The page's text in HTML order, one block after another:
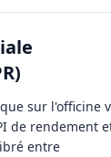
sur l'officine
de rendement
entre